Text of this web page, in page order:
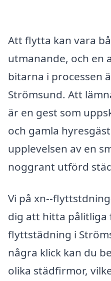
Att flytta kan vara
utmanande, och en
bitarna i processen
Strömsund. Att
är en gest som
och gamla
upplevelsen av en
noggrant utförd
Vi på xn--
dig att hitta
flyttstädning i
några klick kan du
olika städfirmor,